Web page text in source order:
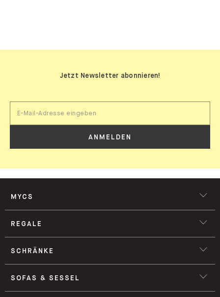
Jetzt Newsletter abonnieren!
ANMELDEN
MYCS
REGALE
SCHRÄNKE
SOFAS & SESSEL